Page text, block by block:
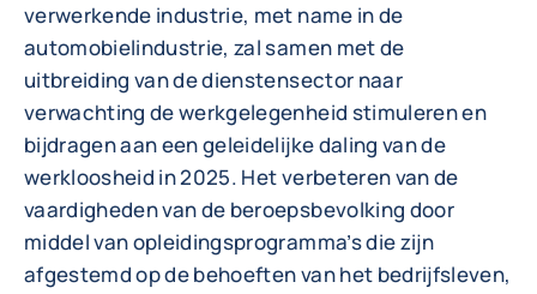
verwerkende industrie, met name in de
automobielindustrie, zal samen met de
uitbreiding van de dienstensector naar
verwachting de werkgelegenheid stimuleren en
bijdragen aan een geleidelijke daling van de
werkloosheid in 2025. Het verbeteren van de
vaardigheden van de beroepsbevolking door
middel van opleidingsprogramma’s die zijn
afgestemd op de behoeften van het bedrijfsleven,